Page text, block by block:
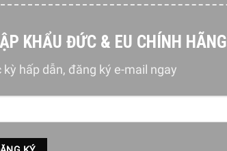
KHẨU ĐỨC & EU CHÍNH HÃNG
hấp dẫn, đăng ký e-mail ngay